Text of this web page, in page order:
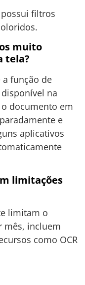
filtros
muito
tela?
a função de
disponível na
documento em
e
aplicativos
limitações
limitam o
mês, incluem
como OCR